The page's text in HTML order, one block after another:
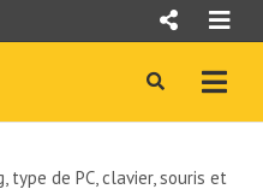
type de PC, clavier, souris et